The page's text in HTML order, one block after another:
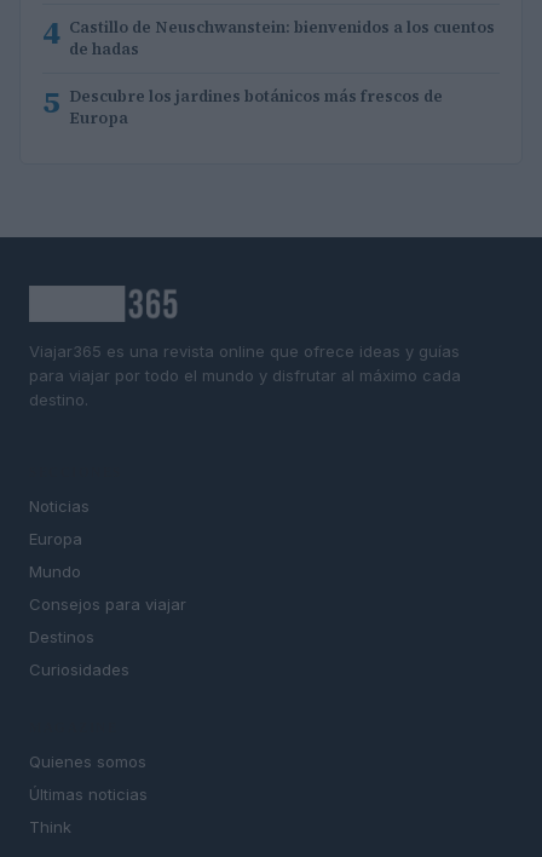
4 Castillo de Neuschwanstein: bienvenidos a los cuentos
de hadas
5 Descubre los jardines botánicos más frescos de
Europa
Viajar365 es una revista online que ofrece ideas y guías
para viajar por todo el mundo y disfrutar al máximo cada
destino.
Noticias
Europa
Mundo
Consejos para viajar
Destinos
Curiosidades
Quienes somos
Últimas noticias
Think